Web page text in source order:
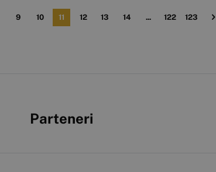
9 10 11 12 13 14 ... 122 123
Parteneri